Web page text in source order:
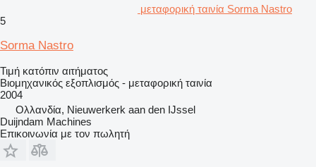
μεταφορική ταινία Sorma Nastro
5
Sorma Nastro
Τιμή κατόπιν αιτήματος
Βιομηχανικός εξοπλισμός - μεταφορική ταινία
2004
Ολλανδία, Nieuwerkerk aan den IJssel
Duijndam Machines
Επικοινωνία με τον πωλητή